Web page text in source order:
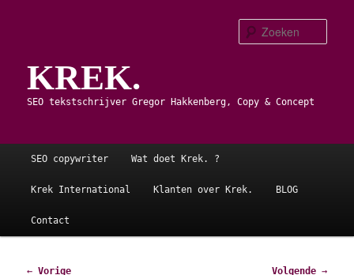
primaire
inhoudKREK.
SEO tekstschrijver Gregor Hakkenberg, Copy & Concept
Hoofdmenu
SEO copywriter Wat doet Krek. ?
Krek International Klanten over Krek. BLOG
Contact
Bericht
← Vorige Volgende →